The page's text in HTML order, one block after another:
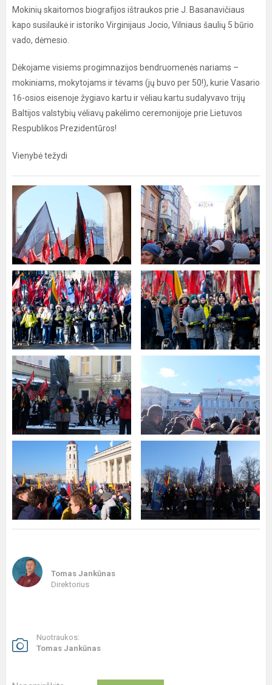
Mokinių skaitomos biografijos ištraukos prie J. Basanavičiaus
kapo susilaukė ir istoriko Virginijaus Jocio, Vilniaus šaulių 5 būrio
vado, dėmesio.
Dėkojame visiems progimnazijos bendruomenės nariams –
mokiniams, mokytojams ir tėvams (jų buvo per 50!), kurie Vasario
16-osios eisenoje žygiavo kartu ir vėliau kartu sudalyvavo trijų
Baltijos valstybių vėliavų pakėlimo ceremonijoje prie Lietuvos
Respublikos Prezidentūros!
Vienybė težydi
Tomas Jankūnas
Direktorius
Nuotraukos:
Tomas Jankūnas